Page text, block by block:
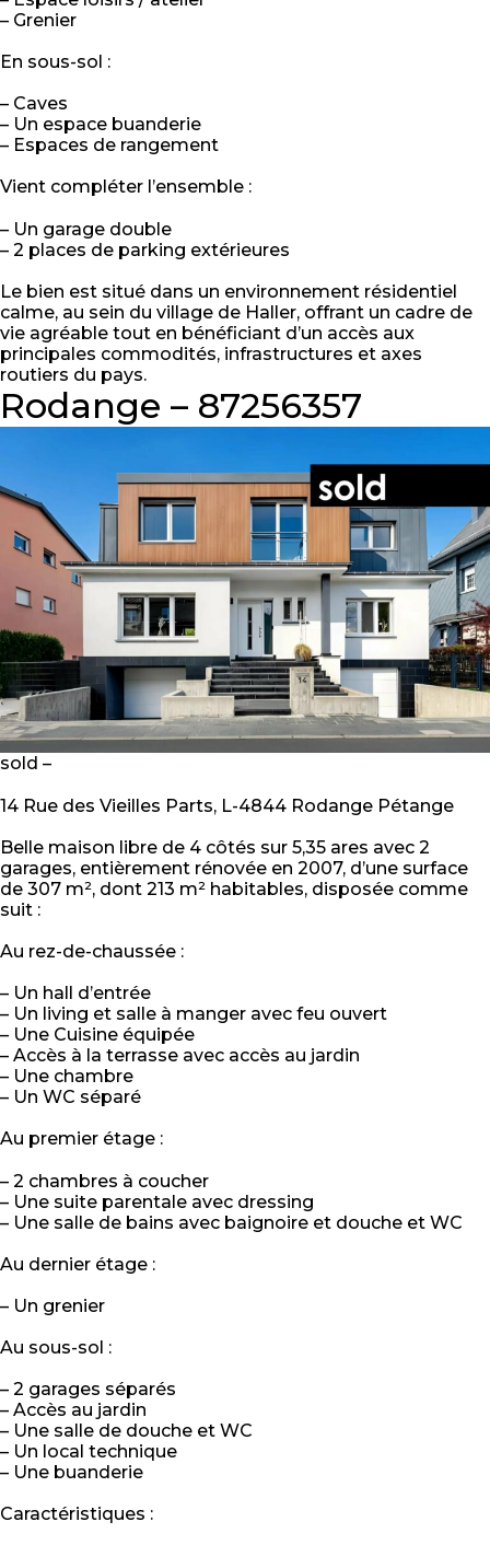
– Grenier
En sous-sol :
– Caves
– Un espace buanderie
– Espaces de rangement
Vient compléter l’ensemble :
– Un garage double
– 2 places de parking extérieures
Le bien est situé dans un environnement résidentiel
calme, au sein du village de Haller, offrant un cadre de
vie agréable tout en bénéficiant d’un accès aux
principales commodités, infrastructures et axes
routiers du pays.
Rodange – 87256357
sold –
14 Rue des Vieilles Parts, L-4844 Rodange Pétange
Belle maison libre de 4 côtés sur 5,35 ares avec 2
garages, entièrement rénovée en 2007, d’une surface
de 307 m², dont 213 m² habitables, disposée comme
suit :
Au rez-de-chaussée :
– Un hall d’entrée
– Un living et salle à manger avec feu ouvert
– Une Cuisine équipée
– Accès à la terrasse avec accès au jardin
– Une chambre
– Un WC séparé
Au premier étage :
– 2 chambres à coucher
– Une suite parentale avec dressing
– Une salle de bains avec baignoire et douche et WC
Au dernier étage :
– Un grenier
Au sous-sol :
– 2 garages séparés
– Accès au jardin
– Une salle de douche et WC
– Un local technique
– Une buanderie
Caractéristiques :